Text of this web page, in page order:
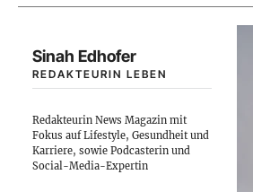
Sinah Edhofer
REDAKTEURIN LEBEN
Redakteurin News Magazin mit
Fokus auf Lifestyle, Gesundheit und
Karriere, sowie Podcasterin und
Social-Media-Expertin